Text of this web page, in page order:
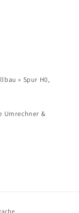
» Spur H0,
Umrechner &